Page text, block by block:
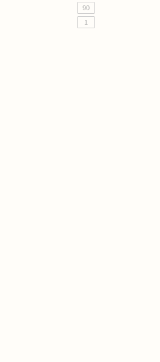
90
1